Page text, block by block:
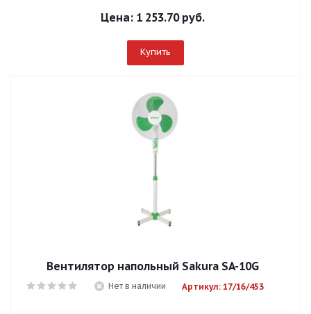
Цена: 1 253.70 руб.
Купить
Вентилятор напольный Sakura SA-10G
Нет в наличии Артикул: 17/16/453